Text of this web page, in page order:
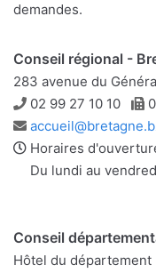
demandes.
Conseil régional -
283 avenue du
Téléphone
02 99 27 10 10
Adresse
e-
mail
Horaires
Du lundi au
Conseil
Hôtel du